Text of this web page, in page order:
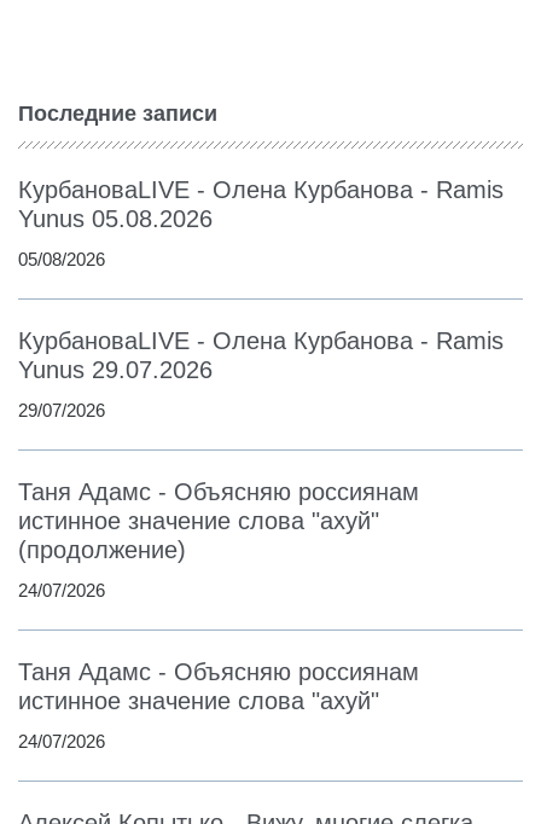
Последние записи
КурбановаLIVE - Олена Курбанова - Ramis
Yunus 05.08.2026
05/08/2026
КурбановаLIVE - Олена Курбанова - Ramis
Yunus 29.07.2026
29/07/2026
Таня Адамс - Объясняю россиянам
истинное значение слова "ахуй"
(продолжение)
24/07/2026
Таня Адамс - Объясняю россиянам
истинное значение слова "ахуй"
24/07/2026